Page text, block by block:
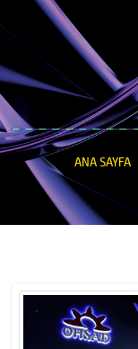
ANA SAYFA